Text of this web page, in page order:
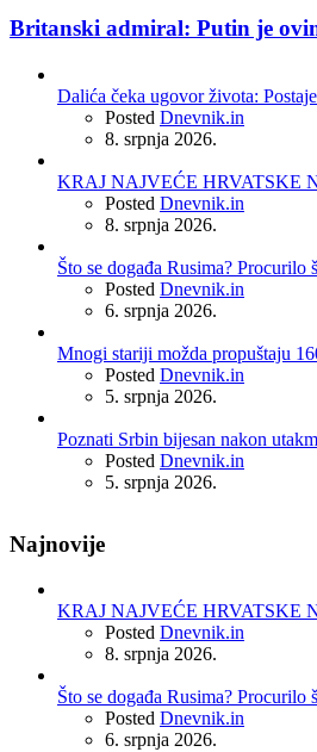
Britanski admiral: Putin je
Dalića čeka ugovor života:
Posted Dnevnik.in
8. srpnja 2026.
KRAJ NAJVEĆE HRVATSKE
Posted Dnevnik.in
8. srpnja 2026.
Što se događa Rusima?
Posted Dnevnik.in
6. srpnja 2026.
Mnogi stariji možda propuštaju
Posted Dnevnik.in
5. srpnja 2026.
Poznati Srbin bijesan nakon
Posted Dnevnik.in
5. srpnja 2026.
Najnovije
KRAJ NAJVEĆE HRVATSKE
Posted Dnevnik.in
8. srpnja 2026.
Što se događa Rusima?
Posted Dnevnik.in
6. srpnja 2026.